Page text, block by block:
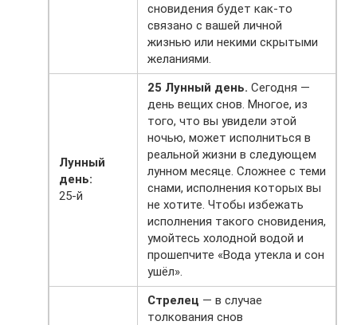
сновидения будет как-то
связано с вашей личной
жизнью или некими скрытыми
желаниями.
Лунный
день:
25-й
25 Лунный день. Сегодня —
день вещих снов. Многое, из
того, что вы увидели этой
ночью, может исполниться в
реальной жизни в следующем
лунном месяце. Сложнее с теми
снами, исполнения которых вы
не хотите. Чтобы избежать
исполнения такого сновидения,
умойтесь холодной водой и
прошепчите «Вода утекла и сон
ушёл».
Стрелец — в случае
толкования снов